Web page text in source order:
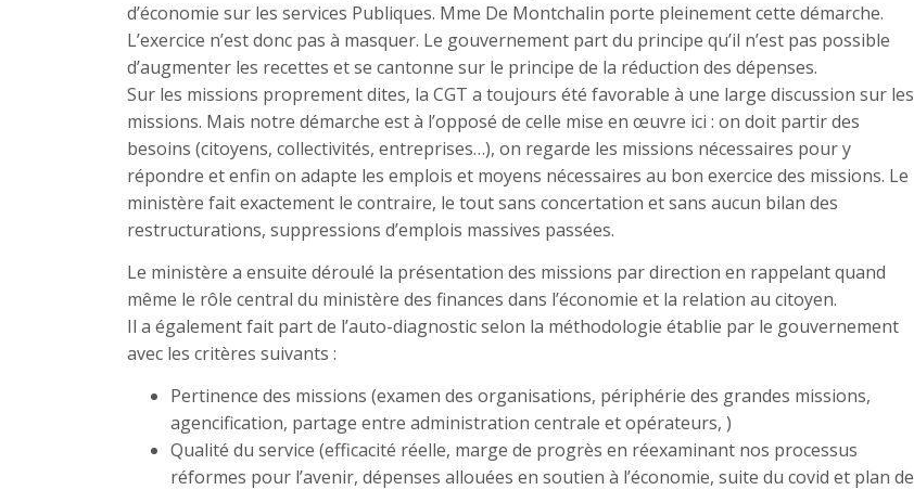
d’économie sur les services Publiques. Mme De Montchalin porte pleinement cette démarche.
L’exercice n’est donc pas à masquer. Le gouvernement part du principe qu’il n’est pas possible
d’augmenter les recettes et se cantonne sur le principe de la réduction des dépenses.
Sur les missions proprement dites, la CGT a toujours été favorable à une large discussion sur les
missions. Mais notre démarche est à l’opposé de celle mise en œuvre ici : on doit partir des
besoins (citoyens, collectivités, entreprises…), on regarde les missions nécessaires pour y
répondre et enfin on adapte les emplois et moyens nécessaires au bon exercice des missions. Le
ministère fait exactement le contraire, le tout sans concertation et sans aucun bilan des
restructurations, suppressions d’emplois massives passées.
Le ministère a ensuite déroulé la présentation des missions par direction en rappelant quand
même le rôle central du ministère des finances dans l’économie et la relation au citoyen.
Il a également fait part de l’auto-diagnostic selon la méthodologie établie par le gouvernement
avec les critères suivants :
Pertinence des missions (examen des organisations, périphérie des grandes missions,
agencification, partage entre administration centrale et opérateurs, )
Qualité du service (efficacité réelle, marge de progrès en réexaminant nos processus
réformes pour l’avenir, dépenses allouées en soutien à l’économie, suite du covid et plan de